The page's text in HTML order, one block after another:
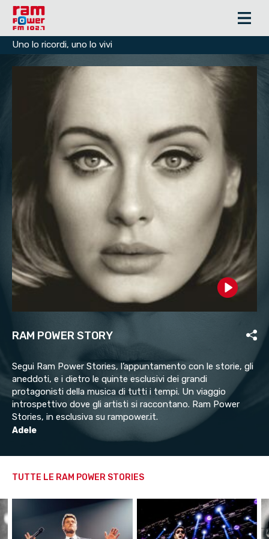
Uno lo ricordi, uno lo vivi
Play
RAM POWER STORY
Segui Ram Power Stories, l’appuntamento con le storie, gli
aneddoti, e i dietro le quinte esclusivi dei grandi
protagonisti della musica di tutti i tempi. Un viaggio
introspettivo dove gli artisti si raccontano. Ram Power
Stories, in esclusiva su rampower.it.
Adele
TUTTE LE RAM POWER STORIES